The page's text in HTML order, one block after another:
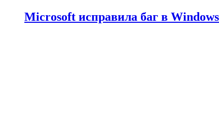
Microsoft исправила баг в